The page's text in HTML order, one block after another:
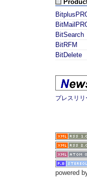
BitSearch
BitRFM
BitDelete
プレスリリ
powered